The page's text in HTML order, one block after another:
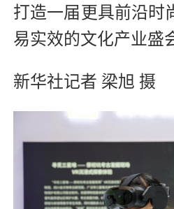
打造一届更具前沿时
易实效的文化产业盛
新华社记者 梁旭 摄